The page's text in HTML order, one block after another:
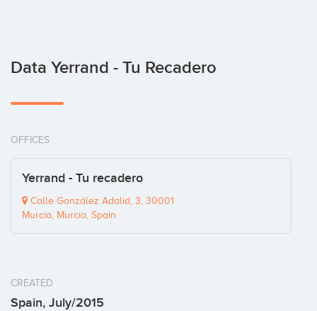
Data Yerrand - Tu Recadero
OFFICES
Yerrand - Tu recadero
Calle González Adalid, 3, 30001
Murcia, Murcia, Spain
CREATED
Spain, July/2015